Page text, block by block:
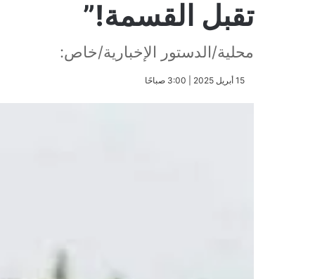
تقبل القسمة!”
محلية/الدستور الإخبارية/خاص:
​15 أبريل 2025 | 3:00 صباحًا